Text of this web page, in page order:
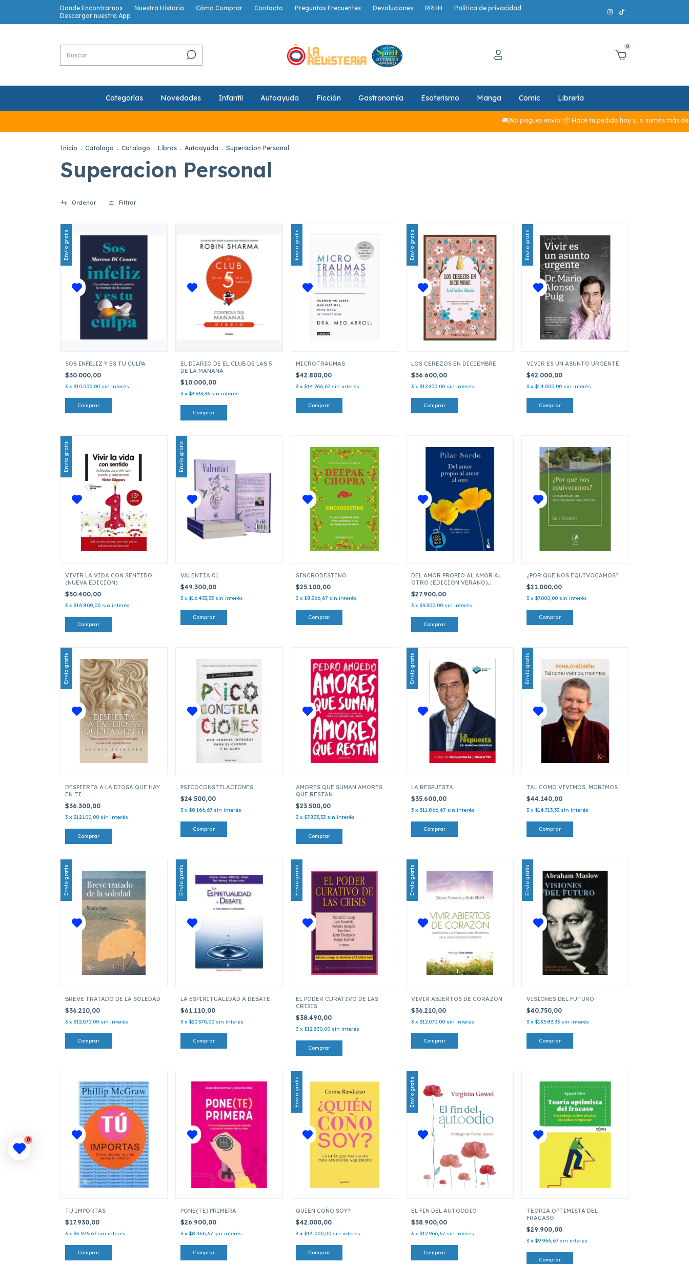
Donde Encontrarnos Nuestra Historia Cómo Comprar Contacto Preguntas Frecuentes Devoluciones RRHH
Política de privacidad
Descargar nuestra App
0
Categorías Novedades Infantil Autoayuda Ficción Gastronomía Esoterismo Manga Comic Librería
🚚¡No pagues envío! 📦 Hacé tu pedido hoy y, si sumás más de $29.990,
Inicio . Catalogo . Catalogo . Libros . Autoayuda . Superacion Personal
Superacion Personal
Ordenar Filtrar
Envío gratis
SOS INFELIZ Y ES TU CULPA
$30.000,00
3 x $10.000,00 sin interés
EL DIARIO DE EL CLUB DE LAS 5
DE LA MAÑANA
$10.000,00
3 x $3.333,33 sin interés
Envío gratis
MICROTRAUMAS
$42.800,00
3 x $14.266,67 sin interés
Envío gratis
LOS CEREZOS EN DICIEMBRE
$36.600,00
3 x $12.200,00 sin interés
Envío gratis
VIVIR ES UN ASUNTO URGENTE
$42.000,00
3 x $14.000,00 sin interés
Envío gratis
VIVIR LA VIDA CON SENTIDO
(NUEVA EDICION)
$50.400,00
3 x $16.800,00 sin interés
Envío gratis
VALENTIA 01
$49.300,00
3 x $16.433,33 sin interés
SINCRODESTINO
$25.100,00
3 x $8.366,67 sin interés
DEL AMOR PROPIO AL AMOR AL
OTRO (EDICION VERANO)
$27.900,00
3 x $9.300,00 sin interés
¿POR QUE NOS EQUIVOCAMOS?
$21.000,00
3 x $7.000,00 sin interés
Envío gratis
DESPIERTA A LA DIOSA QUE HAY
EN TI
$36.300,00
3 x $12.100,00 sin interés
PSICOCONSTELACIONES
$24.500,00
3 x $8.166,67 sin interés
AMORES QUE SUMAN AMORES
QUE RESTAN
$23.500,00
3 x $7.833,33 sin interés
Envío gratis
LA RESPUESTA
$35.600,00
3 x $11.866,67 sin interés
Envío gratis
TAL COMO VIVIMOS, MORIMOS
$44.140,00
3 x $14.713,33 sin interés
Envío gratis
BREVE TRATADO DE LA SOLEDAD
$36.210,00
3 x $12.070,00 sin interés
Envío gratis
LA ESPIRITUALIDAD A DEBATE
$61.110,00
3 x $20.370,00 sin interés
Envío gratis
EL PODER CURATIVO DE LAS
CRISIS
$38.490,00
3 x $12.830,00 sin interés
Envío gratis
VIVIR ABIERTOS DE CORAZON
$36.210,00
3 x $12.070,00 sin interés
Envío gratis
VISIONES DEL FUTURO
$40.750,00
3 x $13.583,33 sin interés
TU IMPORTAS
$17.930,00
3 x $5.976,67 sin interés
PONE(TE) PRIMERA
$26.900,00
3 x $8.966,67 sin interés
Envío gratis
QUIEN COÑO SOY?
$42.000,00
3 x $14.000,00 sin interés
Envío gratis
EL FIN DEL AUTOODIO
$38.900,00
3 x $12.966,67 sin interés
TEORIA OPTIMISTA DEL
FRACASO
$29.900,00
3 x $9.966,67 sin interés
0